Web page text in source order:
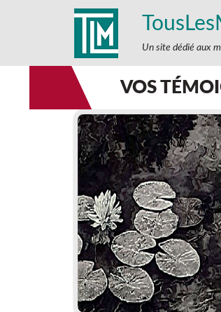
Un site dédié aux
VOS